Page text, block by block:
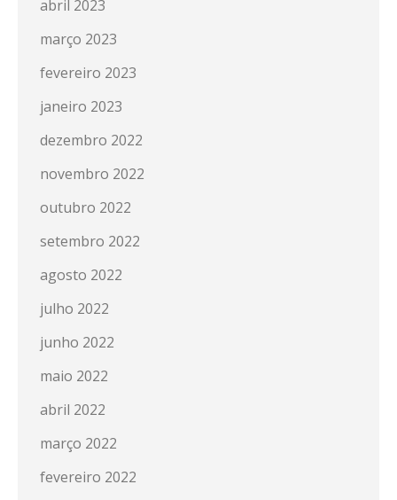
abril 2023
março 2023
fevereiro 2023
janeiro 2023
dezembro 2022
novembro 2022
outubro 2022
setembro 2022
agosto 2022
julho 2022
junho 2022
maio 2022
abril 2022
março 2022
fevereiro 2022